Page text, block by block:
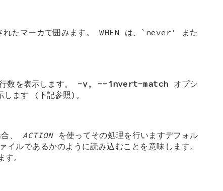
れたマーカで囲みます。 WHEN は、`never' また
数を表示します。 -v, --invert-match オプシ
します (下記参照)。
合、ACTIONを使ってその処理を行いますデフォル
イルであるかのように読み込むことを意味します。
。